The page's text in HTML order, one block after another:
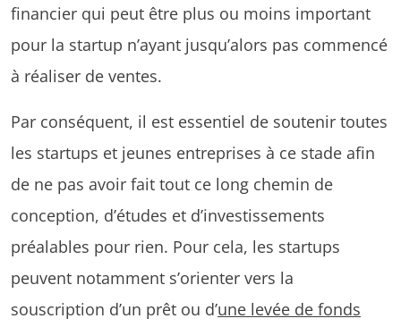
financier qui peut être plus ou moins important
pour la startup n’ayant jusqu’alors pas commencé
à réaliser de ventes.
Par conséquent, il est essentiel de soutenir toutes
les startups et jeunes entreprises à ce stade afin
de ne pas avoir fait tout ce long chemin de
conception, d’études et d’investissements
préalables pour rien. Pour cela, les startups
peuvent notamment s’orienter vers la
souscription d’un prêt ou d’une levée de fonds